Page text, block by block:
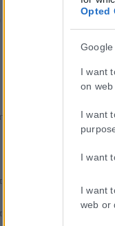
Opted
I want
on
I want
I want
I want
web or
Ρωσίας σε
άφιξή του από
άφιξή του από Τελ
κατά την άφιξή του
άφιξή του από
κατά την άφιξη
κατά την άφιξη